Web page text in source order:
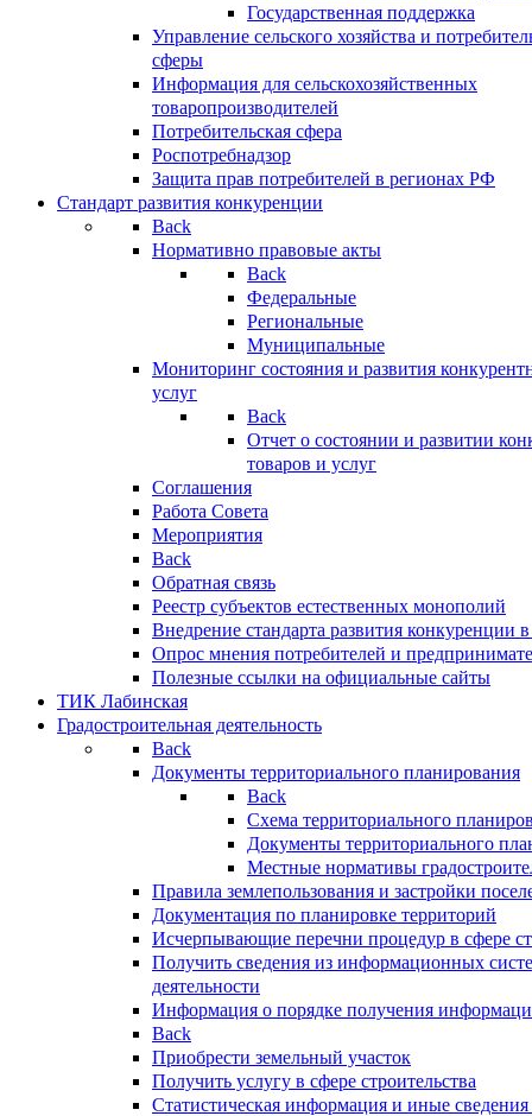
Государственная поддержка
Управление сельского хозяйства и
сферы
Информация для сельскохозяйственных
товаропроизводителей
Потребительская сфера
Роспотребнадзор
Защита прав потребителей в регионах РФ
Стандарт развития конкуренции
Back
Нормативно правовые акты
Back
Федеральные
Региональные
Муниципальные
Мониторинг состояния и развития
услуг
Back
Отчет о состоянии и развитии
товаров и услуг
Соглашения
Работа Совета
Мероприятия
Back
Обратная связь
Реестр субъектов естественных монополий
Внедрение стандарта развития конкуренции
Опрос мнения потребителей и
Полезные ссылки на официальные сайты
ТИК Лабинская
Градостроительная деятельность
Back
Документы территориального планирования
Back
Схема территориального
Документы территориального
Местные нормативы
Правила землепользования и застройки
Документация по планировке территорий
Исчерпывающие перечни процедур в сфере
Получить сведения из информационных
деятельности
Информация о порядке получения
Back
Приобрести земельный участок
Получить услугу в сфере строительства
Статистическая информация и иные сведения